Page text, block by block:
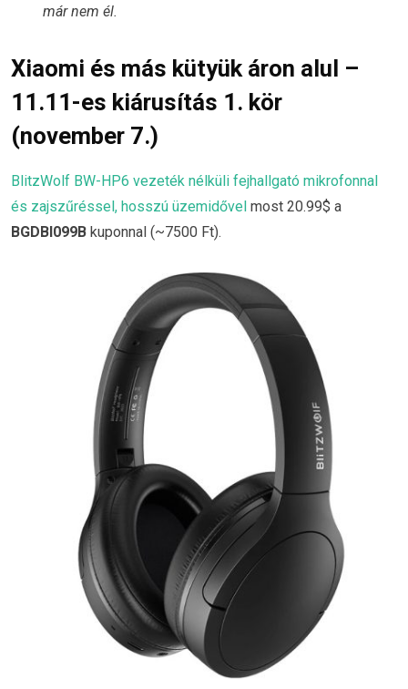
már nem él.
Xiaomi és más kütyük áron alul –
11.11-es kiárusítás 1. kör
(november 7.)
BlitzWolf BW-HP6 vezeték nélküli fejhallgató mikrofonnal
és zajszűréssel, hosszú üzemidővel most 20.99$ a
BGDBI099B kuponnal (~7500 Ft).